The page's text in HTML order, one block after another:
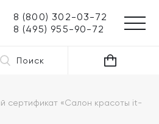
8 (800) 302-03-72
8 (495) 955-90-72
Поиск
сертификат «Салон красоты it-